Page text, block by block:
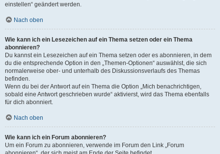
einstellen“ geändert werden.
Nach oben
Wie kann ich ein Lesezeichen auf ein Thema setzen oder ein Thema
abonnieren?
Du kannst ein Lesezeichen auf ein Thema setzen oder es abonnieren, in dem
du die entsprechende Option in den „Themen-Optionen“ auswählst, die sich
normalerweise ober- und unterhalb des Diskussionsverlaufs des Themas
befinden.
Wenn du bei der Antwort auf ein Thema die Option „Mich benachrichtigen,
sobald eine Antwort geschrieben wurde“ aktivierst, wird das Thema ebenfalls
für dich abonniert.
Nach oben
Wie kann ich ein Forum abonnieren?
Um ein Forum zu abonnieren, verwende im Forum den Link „Forum